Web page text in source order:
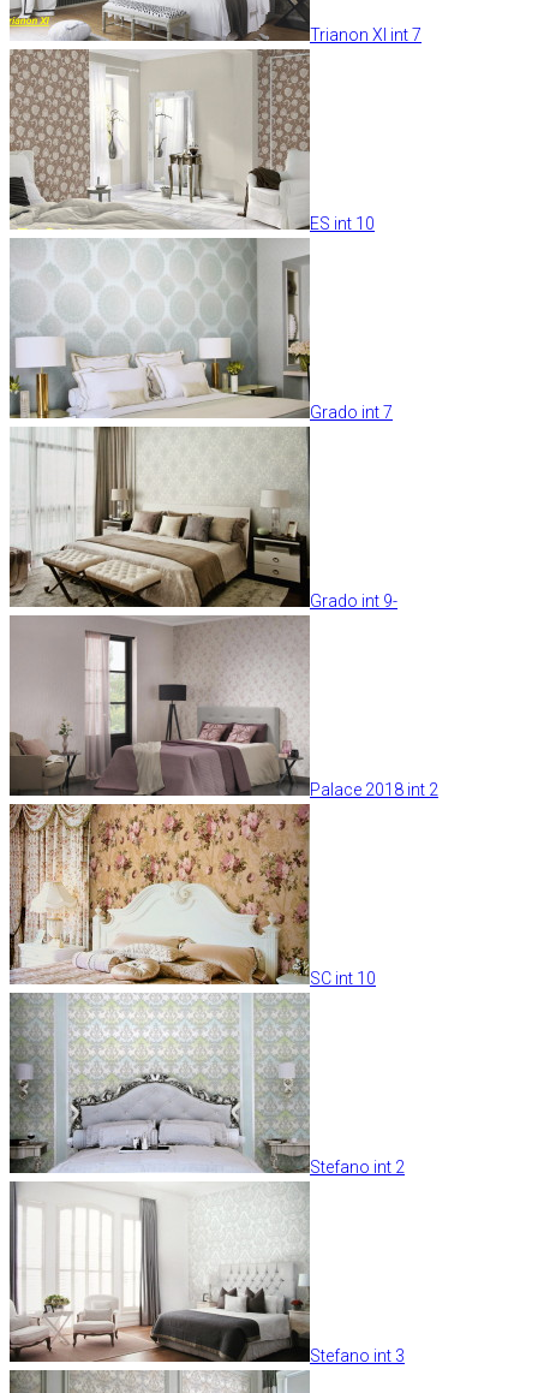
Trianon XI int 7
ES int 10
Grado int 7
Grado int 9-
Palace 2018 int 2
SC int 10
Stefano int 2
Stefano int 3